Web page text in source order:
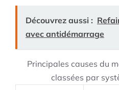
Découvrez aussi :
avec antidémarrage
Principales causes du
classées par